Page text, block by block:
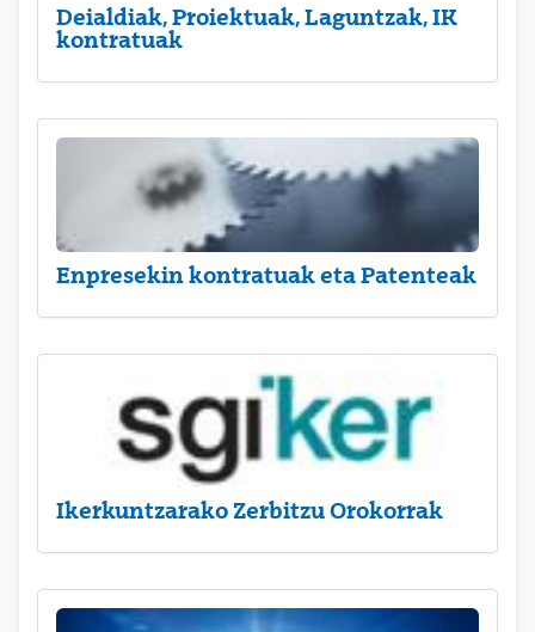
Deialdiak, Proiektuak, Laguntzak, IK
kontratuak
Enpresekin kontratuak eta Patenteak
Ikerkuntzarako Zerbitzu Orokorrak